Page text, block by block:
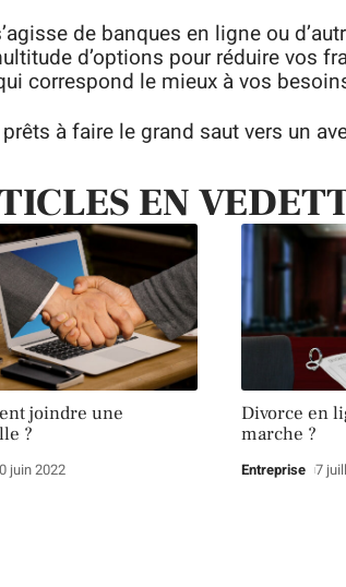
de banques en ligne ou
d’options pour réduire vos
correspond le mieux à vos
à faire le grand saut vers un
EN
joindre une
?
juin 2022
Divorce en
marche ?
Entreprise 7